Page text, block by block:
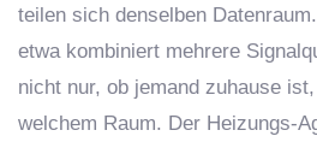
teilen sich denselben
etwa kombiniert mehrere
nicht nur, ob jemand zuhause
welchem Raum. Der Heizungs-